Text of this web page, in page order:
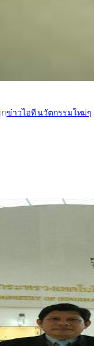
inข่าวไอที นวัตกรรมใหม่ๆ